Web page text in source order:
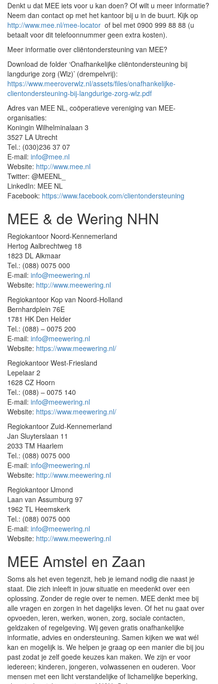
Denkt u dat MEE iets voor u kan doen? Of wilt u meer informatie?
Neem dan contact op met het kantoor bij u in de buurt. Kijk op
http://www.mee.nl/mee-locator of bel met 0900 999 88 88 (u
betaalt voor dit telefoonnummer geen extra kosten).
Meer informatie over cliëntondersteuning van MEE?
Download de folder ‘Onafhankelijke cliëntondersteuning bij
langdurige zorg (Wlz)’ (drempelvrij):
https://www.meeroverwlz.nl/assets/files/onafhankelijke-
clientondersteuning-bij-langdurige-zorg-wlz.pdf
Adres van MEE NL, coöperatieve vereniging van MEE-
organisaties:
Koningin Wilhelminalaan 3
3527 LA Utrecht
Tel.: (030)236 37 07
E-mail: info@mee.nl
Website: http://www.mee.nl
Twitter: @MEENL_
LinkedIn: MEE NL
Facebook: https://www.facebook.com/clientondersteuning
MEE & de Wering NHN
Regiokantoor Noord-Kennemerland
Hertog Aalbrechtweg 18
1823 DL Alkmaar
Tel.: (088) 0075 000
E-mail: info@meewering.nl
Website: http://www.meewering.nl
Regiokantoor Kop van Noord-Holland
Bernhardplein 76E
1781 HK Den Helder
Tel.: (088) – 0075 200
E-mail: info@meewering.nl
Website: https://www.meewering.nl/
Regiokantoor West-Friesland
Lepelaar 2
1628 CZ Hoorn
Tel.: (088) – 0075 140
E-mail: info@meewering.nl
Website: https://www.meewering.nl/
Regiokantoor Zuid-Kennemerland
Jan Sluyterslaan 11
2033 TM Haarlem
Tel.: (088) 0075 000
E-mail: info@meewering.nl
Website: http://www.meewering.nl
Regiokantoor IJmond
Laan van Assumburg 97
1962 TL Heemskerk
Tel.: (088) 0075 000
E-mail: info@meewering.nl
Website: http://www.meewering.nl
MEE Amstel en Zaan
Soms als het even tegenzit, heb je iemand nodig die naast je
staat. Die zich inleeft in jouw situatie en meedenkt over een
oplossing. Zonder de regie over te nemen. MEE denkt mee bij
alle vragen en zorgen in het dagelijks leven. Of het nu gaat over
opvoeden, leren, werken, wonen, zorg, sociale contacten,
geldzaken of regelgeving. Wij geven gratis onafhankelijke
informatie, advies en ondersteuning. Samen kijken we wat wél
kan en mogelijk is. We helpen je graag op een manier die bij jou
past zodat je zelf goede keuzes kan maken. We zijn er voor
iedereen; kinderen, jongeren, volwassenen en ouderen. Voor
mensen met een licht verstandelijke of lichamelijke beperking,